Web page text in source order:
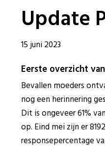
Update
15 juni 2023
Eerste overzicht
Bevallen moeders
nog een herinnering
Dit is ongeveer 61%
op. Eind mei zijn er
responsepercentage